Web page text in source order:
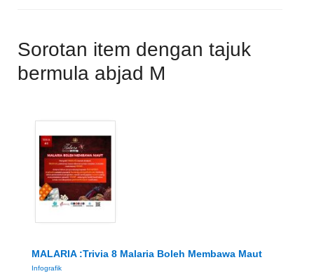
Sorotan item dengan tajuk
bermula abjad M
MALARIA :Trivia 8 Malaria Boleh Membawa Maut
Infografik